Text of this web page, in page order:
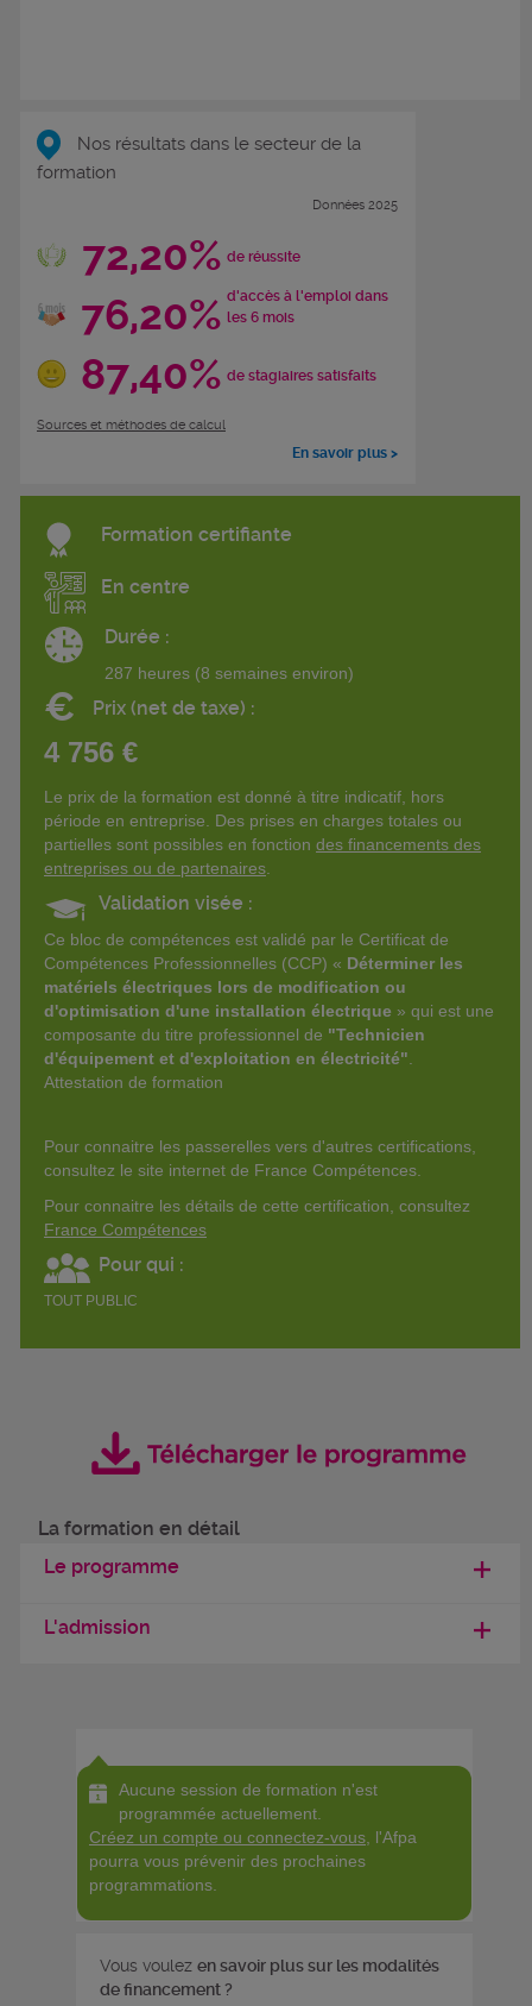
Nos résultats dans le secteur de la
formation
Données 2025
72,20% de réussite
76,20% d'accès à l'emploi dans
les 6 mois
87,40% de stagiaires satisfaits
Sources et méthodes de calcul
En savoir plus >
Formation certifiante
En centre
Durée :
287 heures (8 semaines environ)
€ Prix (net de taxe) :
4 756 €
Le prix de la formation est donné à titre indicatif, hors
période en entreprise. Des prises en charges totales ou
partielles sont possibles en fonction des financements des
entreprises ou de partenaires
Validation visée :
Ce bloc de compétences est validé par le Certificat de
Compétences Professionnelles (CCP) « Déterminer les
matériels électriques lors de modification ou
d'optimisation d'une installation électrique » qui est une
composante du titre professionnel de "Technicien
d'équipement et d'exploitation en électricité"
Attestation de formation
Pour connaitre les passerelles vers d'autres certifications,
consultez le site internet de France Compétences.
Pour connaitre les détails de cette certification, consultez
France Compétences
Pour qui :
TOUT PUBLIC
La formation en détail
Le programme
L'admission
Aucune session de formation n'est
programmée actuellement.
Créez un compte ou connectez-vous , l'Afpa
pourra vous prévenir des prochaines
programmations.
Vous voulez en savoir plus sur les modalités
de financement ?